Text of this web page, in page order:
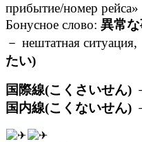
прибытие/номер рейса»
Бонусное слово: 異常な
－ нештатная
たい)
国際線(こくさいせん)
国内線(こくないせん)